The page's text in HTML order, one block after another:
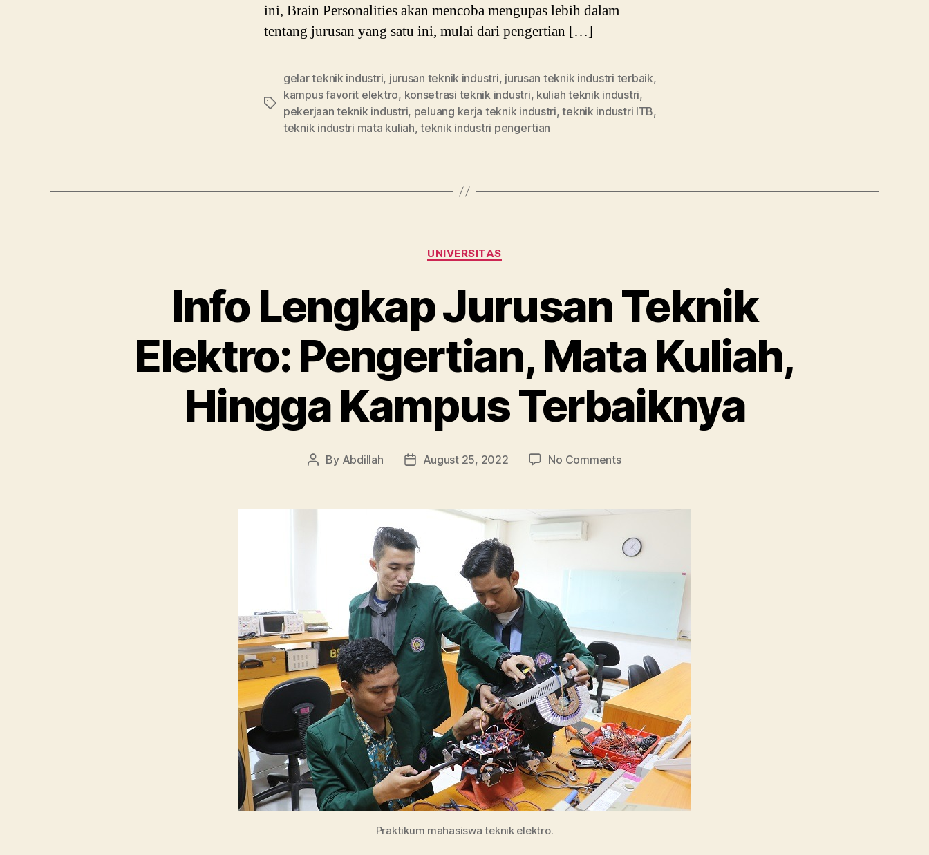
ini, Brain Personalities akan mencoba mengupas lebih dalam
tentang jurusan yang satu ini, mulai dari pengertian […]
Tags
gelar teknik industri, jurusan teknik industri, jurusan teknik industri terbaik,
kampus favorit elektro, konsetrasi teknik industri, kuliah teknik industri,
pekerjaan teknik industri, peluang kerja teknik industri,teknik industri ITB,
teknik industri mata kuliah,teknik industri pengertian
Categories
UNIVERSITAS
Info Lengkap Jurusan Teknik
Elektro: Pengertian, Mata Kuliah,
Hingga Kampus Terbaiknya
Post
By Abdillah
PostAugust 25, 2022 No Commentson
Jurusan
Elektro:
Pengertian,
Terbaiknya
Praktikum mahasiswa teknik elektro.